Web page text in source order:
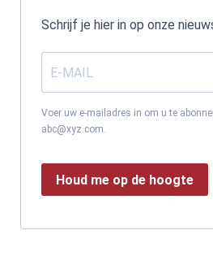
Schrijf je hier in op onze
Voer uw e-mailadres in om u te
abc@xyz.com.
Houd me op de hoogte